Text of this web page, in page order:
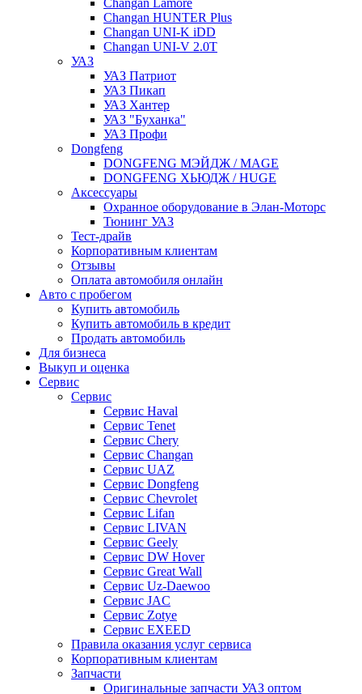
Changan Lamore
Changan HUNTER Plus
Changan UNI-K iDD
Changan UNI-V 2.0T
УАЗ
УАЗ Патриот
УАЗ Пикап
УАЗ Хантер
УАЗ "Буханка"
УАЗ Профи
Dongfeng
DONGFENG МЭЙДЖ / MAGE
DONGFENG ХЬЮДЖ / HUGE
Аксессуары
Охранное оборудование в Элан-Моторс
Тюнинг УАЗ
Тест-драйв
Корпоративным клиентам
Отзывы
Оплата автомобиля онлайн
Авто с пробегом
Купить автомобиль
Купить автомобиль в кредит
Продать автомобиль
Для бизнеса
Выкуп и оценка
Сервис
Сервис
Сервис Haval
Сервис Tenet
Сервис Chery
Сервис Changan
Сервис UAZ
Сервис Dongfeng
Сервис Chevrolet
Сервис Lifan
Сервис LIVAN
Сервис Geely
Сервис DW Hover
Сервис Great Wall
Сервис Uz-Daewoo
Сервис JAC
Сервис Zotye
Сервис EXEED
Правила оказания услуг сервиса
Корпоративным клиентам
Запчасти
Оригинальные запчасти УАЗ оптом